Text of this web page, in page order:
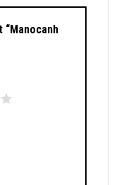
“Manocanh